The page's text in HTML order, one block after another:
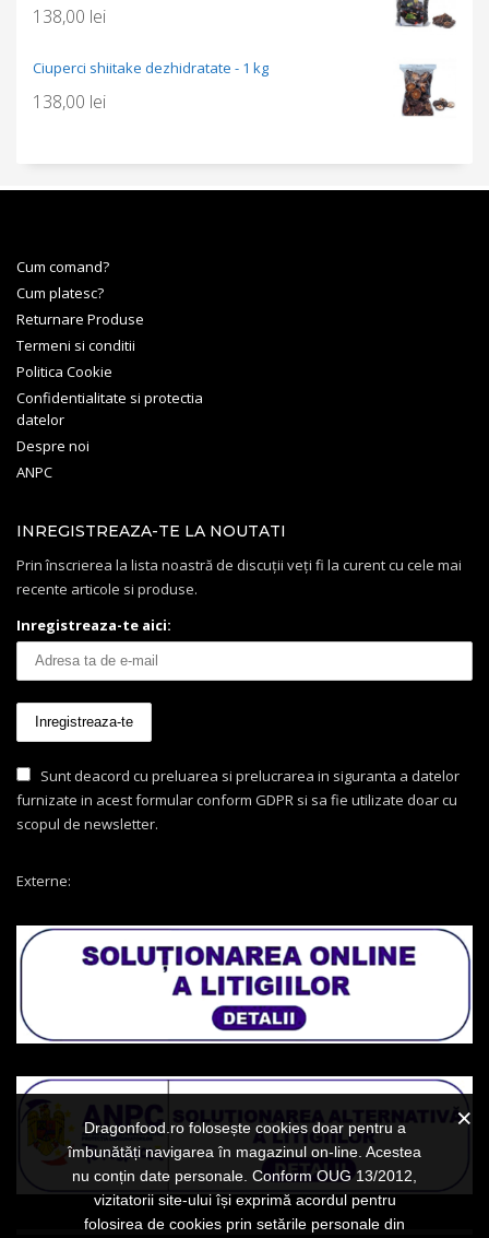
138,00 lei
Ciuperci shiitake dezhidratate - 1 kg
138,00 lei
Cum comand?
Cum platesc?
Returnare Produse
Termeni si conditii
Politica Cookie
Confidentialitate si protectia
datelor
Despre noi
ANPC
INREGISTREAZA-TE LA NOUTATI
Prin înscrierea la lista noastră de discuții veți fi la curent cu cele mai
recente articole si produse.
Inregistreaza-te aici:
Sunt deacord cu preluarea si prelucrarea in siguranta a datelor
furnizate in acest formular conform GDPR si sa fie utilizate doar cu
scopul de newsletter.
Externe:
Dragonfood.ro folosește cookies doar pentru a
îmbunătăți navigarea în magazinul on-line. Acestea
nu conțin date personale. Conform OUG 13/2012,
vizitatorii site-ului își exprimă acordul pentru
folosirea de cookies prin setările personale din